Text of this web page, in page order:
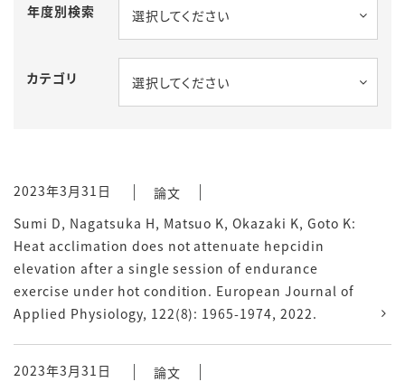
年度別検索 選択してください
カテゴリ 選択してください
2023年3月31日
論文
Sumi D, Nagatsuka H, Matsuo K, Okazaki K, Goto K:
Heat acclimation does not attenuate hepcidin
elevation after a single session of endurance
exercise under hot condition. European Journal of
Applied Physiology, 122(8): 1965-1974, 2022.
2023年3月31日
論文